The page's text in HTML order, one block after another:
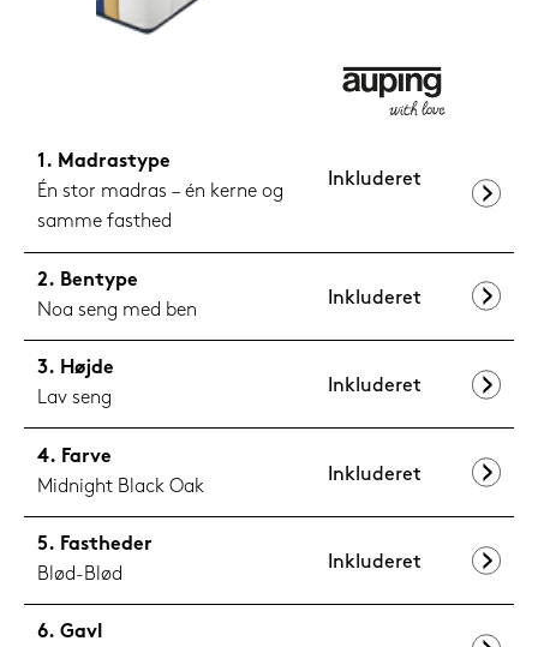
Madrastype
Én stor madras – én kerne og
samme fasthed
Inkluderet
Bentype
Noa seng med ben
Inkluderet
Højde
Lav seng
Inkluderet
Farve
Midnight Black Oak
Inkluderet
Fastheder
Blød-Blød
Inkluderet
Gavl